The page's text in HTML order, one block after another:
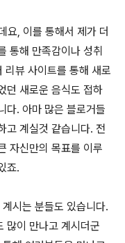
요, 이를 통해서 제가 더
통해 만족감이나 성취
리뷰 사이트를 통해 새로
던 새로운 음식도 접하
다. 아마 많은 블로거들
고 계실것 같습니다. 전
자신만의 목표를 이루
죠.
시는 분들도 있습니다.
많이 만나고 계시더군